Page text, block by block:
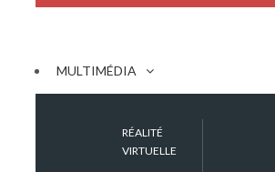
MULTIMÉDIA
RÉALITÉ
VIRTUELLE